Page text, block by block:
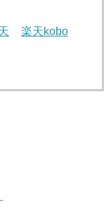
楽天kobo